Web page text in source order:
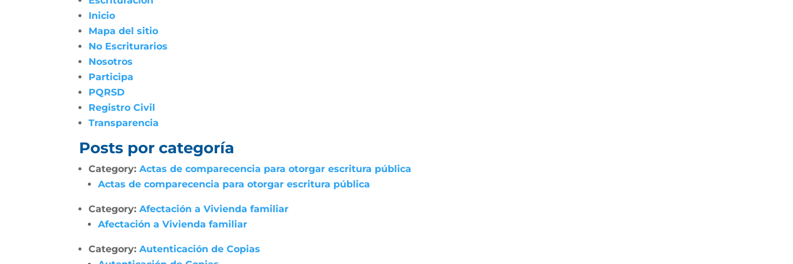
Inicio
Mapa del sitio
No Escriturarios
Nosotros
Participa
PQRSD
Registro Civil
Transparencia
Posts por categoría
Category:Actas de comparecencia para otorgar escritura pública
Actas de comparecencia para otorgar escritura pública
Category:Afectación a Vivienda familiar
Afectación a Vivienda familiar
Category:Autenticación de Copias